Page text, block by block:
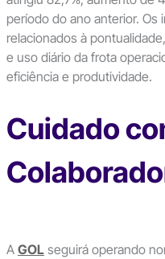
período do ano anterior. Os
relacionados à
e uso diário da frota
eficiência e produtividade.
Cuidado
A GOLseguirá operando